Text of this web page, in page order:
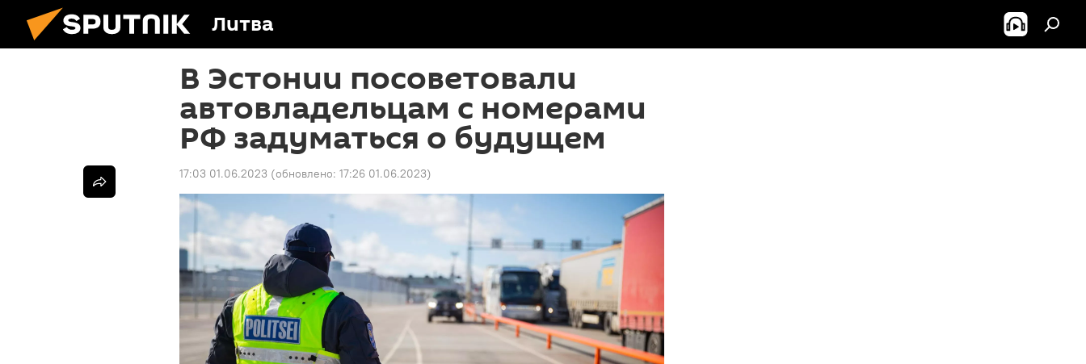
Литва
В Эстонии посоветовали
автовладельцам с номерами
РФ задуматься о будущем
17:03 01.06.2023 (обновлено: 17:26 01.06.2023)